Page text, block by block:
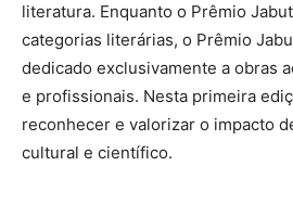
literatura. Enquanto o Prêmio
categorias literárias, o Prêmio
dedicado exclusivamente a obras
e profissionais. Nesta primeira
reconhecer e valorizar o impacto
cultural e científico.